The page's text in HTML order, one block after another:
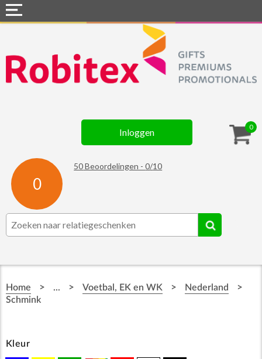
0
Inloggen
0
50Beoordelingen -0/10
Webshops
Snel naar »
Assortiment
Contact
☆ Prijsknallers ☆
Home > ... > Voetbal, EK en WK > Nederland >
Schmink
Kleur